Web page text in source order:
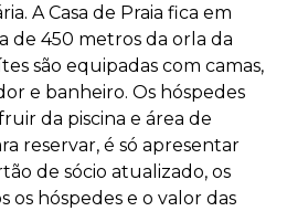
A Casa de Praia fica em
de 450 metros da orla da
são equipadas com camas,
e banheiro. Os hóspedes
da piscina e área de
reservar, é só apresentar
de sócio atualizado, os
hóspedes e o valor das